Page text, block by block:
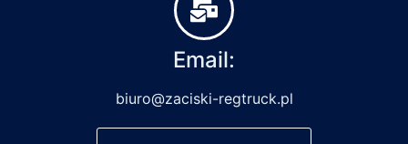
Email:
biuro@zaciski-regtruck.pl